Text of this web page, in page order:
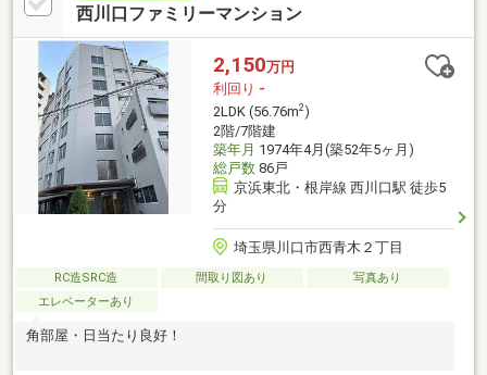
西川口ファミリーマンション
2,150万円
利回り -
2LDK (56.76m2)
2階/7階建
築年月 1974年4月(築52年5ヶ月)
総戸数86戸
京浜東北・根岸線 西川口駅 徒歩5
分
埼玉県川口市西青木２丁目
RC造SRC造 間取り図あり
写真あり
エレベーターあり
角部屋・日当たり良好！